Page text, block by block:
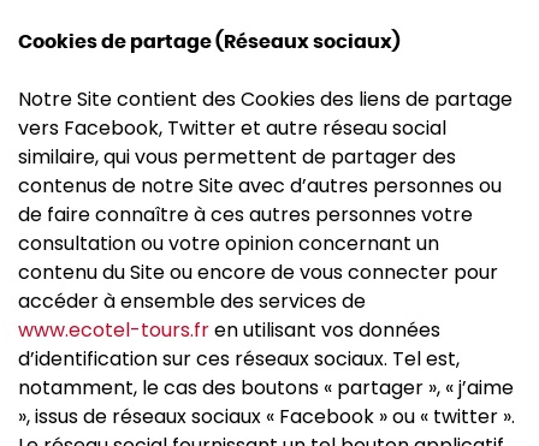
Cookies de partage (Réseaux sociaux)
Notre Site contient des Cookies des liens de partage
vers Facebook, Twitter et autre réseau social
similaire, qui vous permettent de partager des
contenus de notre Site avec d’autres personnes ou
de faire connaître à ces autres personnes votre
consultation ou votre opinion concernant un
contenu du Site ou encore de vous connecter pour
accéder à ensemble des services de
www.ecotel-tours.fren utilisant vos données
d’identification sur ces réseaux sociaux. Tel est,
notamment, le cas des boutons « partager », « j’aime
», issus de réseaux sociaux « Facebook » ou « twitter ».